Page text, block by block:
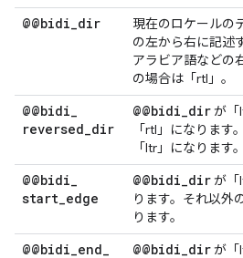
@@bidi dir
現在のロケールの
の左から右に記述
アラビア語などの
の場合は「rtl」。
@@bidi
reversed dir
@@bidi dirが「
「rtl」になります
「ltr」になります。
@@bidi
start edge
@@bidi dirが「
ります。それ以外
ります。
@@bidi end @@bidi dirが「